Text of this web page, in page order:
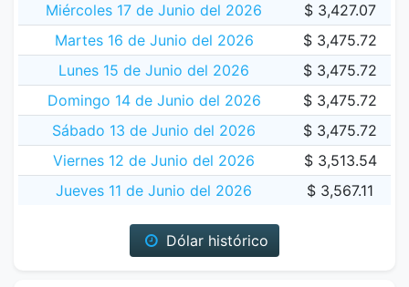
Miércoles 17 de Junio del 2026
$ 3,427.07
Martes 16 de Junio del 2026
$ 3,475.72
Lunes 15 de Junio del 2026
$ 3,475.72
Domingo 14 de Junio del 2026
$ 3,475.72
Sábado 13 de Junio del 2026
$ 3,475.72
Viernes 12 de Junio del 2026
$ 3,513.54
Jueves 11 de Junio del 2026
$ 3,567.11
Dólar histórico